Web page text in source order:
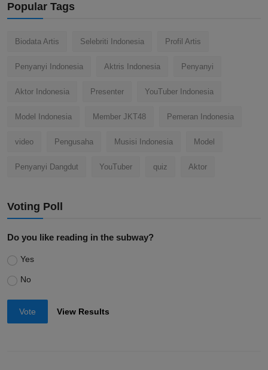
Popular Tags
Biodata Artis Selebriti Indonesia Profil Artis
Penyanyi Indonesia Aktris Indonesia Penyanyi
Aktor Indonesia Presenter YouTuber Indonesia
Model Indonesia Member JKT48 Pemeran Indonesia
video Pengusaha Musisi Indonesia Model
Penyanyi Dangdut YouTuber quiz Aktor
Voting Poll
Do you like reading in the subway?
Yes
No
Vote View Results